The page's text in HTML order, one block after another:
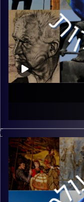
בהן הפסיד ראש
לאחר 16 שנים. מעבר לעתידה של
באירופה ובעולם.
אירופה יסביר את
והאם הן